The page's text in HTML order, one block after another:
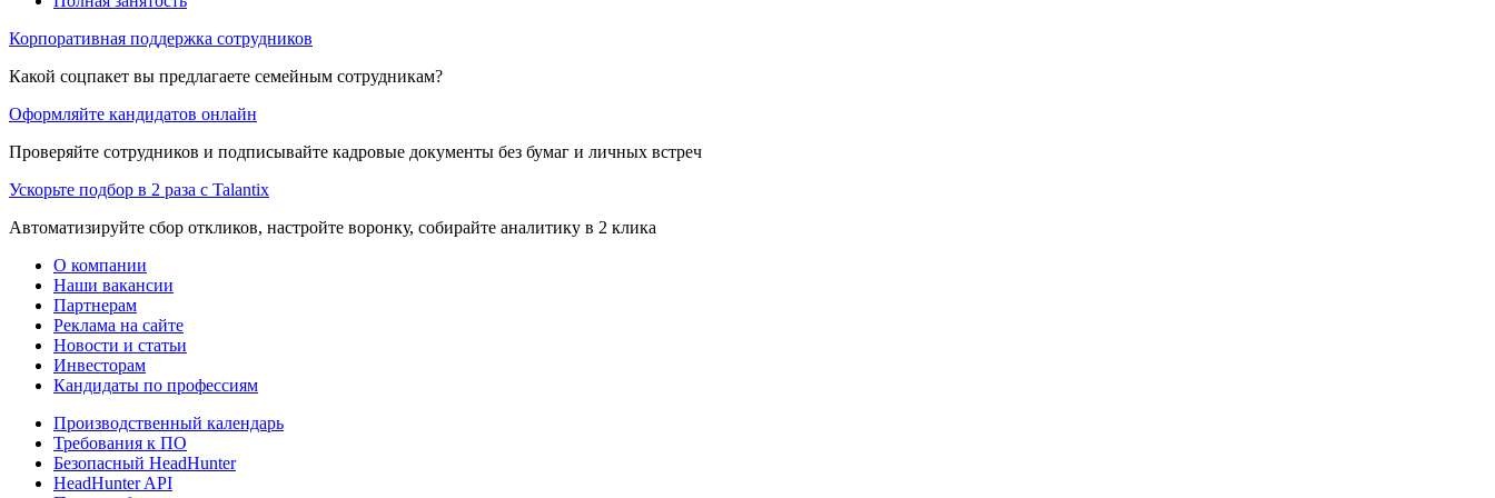
Корпоративная поддержка сотрудников
Какой соцпакет вы предлагаете семейным сотрудникам?
Оформляйте кандидатов онлайн
Проверяйте сотрудников и подписывайте кадровые документы без бумаг и личных встреч
Ускорьте подбор в 2 раза с Talantix
Автоматизируйте сбор откликов, настройте воронку, собирайте аналитику в 2 клика
О компании
Наши вакансии
Партнерам
Реклама на сайте
Новости и статьи
Инвесторам
Кандидаты по профессиям
Производственный календарь
Требования к ПО
Безопасный HeadHunter
HeadHunter API